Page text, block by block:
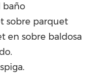
baño
sobre parquet
en sobre baldosa